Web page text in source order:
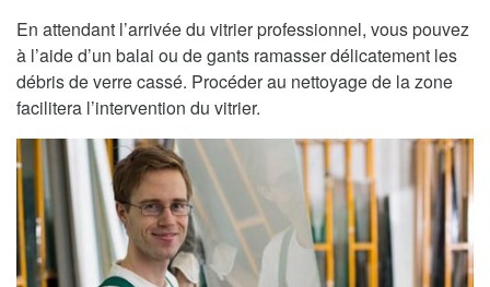
En attendant l’arrivée du vitrier professionnel, vous pouvez
à l’aide d’un balai ou de gants ramasser délicatement les
débris de verre cassé. Procéder au nettoyage de la zone
facilitera l’intervention du vitrier.